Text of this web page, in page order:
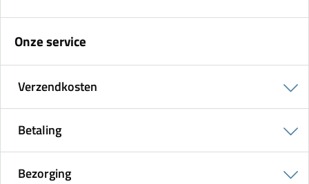
Onze service
Verzendkosten
Betaling
Bezorging